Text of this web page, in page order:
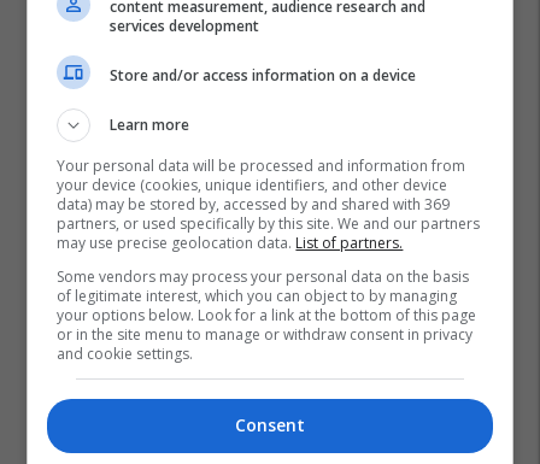
content measurement, audience research and
services development
Store and/or access information on a device
Learn more
Your personal data will be processed and information from
your device (cookies, unique identifiers, and other device
data) may be stored by, accessed by and shared with 369
partners, or used specifically by this site. We and our partners
may use precise geolocation data. List of partners.
Some vendors may process your personal data on the basis
of legitimate interest, which you can object to by managing
your options below. Look for a link at the bottom of this page
or in the site menu to manage or withdraw consent in privacy
and cookie settings.
Consent